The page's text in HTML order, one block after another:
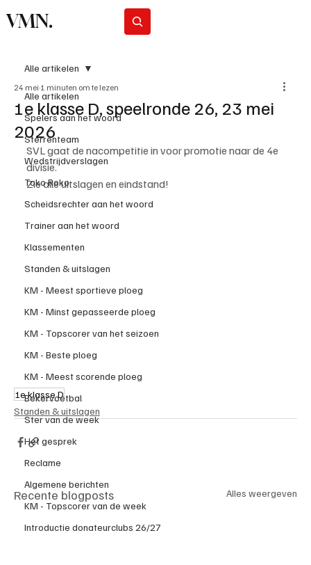
VMN.
Alle artikelen
Spelers aan het woord
Sterrenteam
Wedstrijdverslagen
Toko Roko
Scheidsrechter aan het woord
Trainer aan het woord
Klassementen
Standen & uitslagen
KM - Meest sportieve ploeg
KM - Minst gepasseerde ploeg
KM - Topscorer van het seizoen
KM - Beste ploeg
KM - Meest scorende ploeg
Bekervoetbal
Ster van de week
Het gesprek
Reclame
Algemene berichten
KM - Topscorer van de week
Introductie donateurclubs 26/27
Alle artikelen
1e klasse D, speelronde 26, 23 mei
2026
24 mei 1 minuten om te lezen
SVL gaat de nacompetitie in voor promotie naar de 4e
divisie.
Zie alle uitslagen en eindstand!
1e klasse D
Standen & uitslagen
Recente blogposts Alles weergeven